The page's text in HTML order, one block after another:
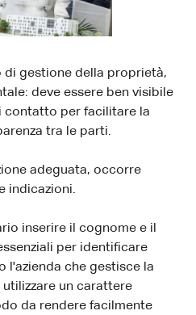
di gestione della proprietà,
deve essere ben visibile
contatto per facilitare la
tra le parti.
adeguata, occorre
indicazioni.
inserire il cognome e il
per identificare
l'azienda che gestisce la
un carattere
da rendere facilmente